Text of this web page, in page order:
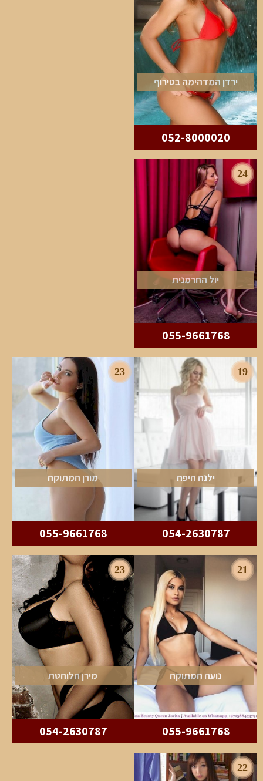
ירדן המדהימה בטירוף
052-8000020
24
יול החרמנית
055-9661768
19
ילנה היפה
054-2630787
23
מורן המתוקה
055-9661768
21
נועה המתוקה
055-9661768
23
מירן הלוהטת
054-2630787
22